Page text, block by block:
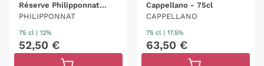
Réserve Philipponnat
(Conf.)
PHILIPPONNAT
75 cl | 12%
52,50 €
Cappellano - 75cl
CAPPELLANO
75 cl | 17.5%
63,50 €